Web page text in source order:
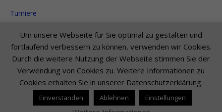
Turniere
Copyright © 2026Christiane und MarkusLitters |Impressum
Startseite Neues Tanzkurse Über uns
Show Tanz
Tänzerischer Werdegang
Galerie Sponsoren
Um unsere Webseite für Sie optimal zu gestalten und
fortlaufend verbessern zu können, verwenden wir Cookies.
Durch die weitere Nutzung der Webseite stimmen Sie der
Verwendung von Cookies zu. Weitere Informationen zu
Cookies erhalten Sie in unserer Datenschutzerklärung.
Einverstanden Ablehnen Einstellungen